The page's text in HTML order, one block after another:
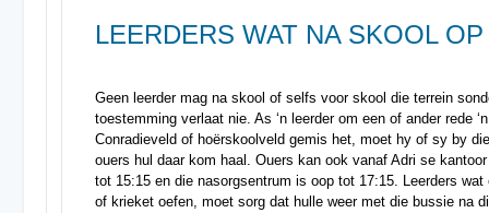
LEERDERS WAT NA SKOOL
Geen leerder mag na skool of selfs voor skool die terrein
toestemming verlaat nie. As ‘n leerder om een of ander rede
Conradieveld of hoërskoolveld gemis het, moet hy of sy by
ouers hul daar kom haal. Ouers kan ook vanaf Adri se
tot 15:15 en die nasorgsentrum is oop tot 17:15. Leerders
of krieket oefen, moet sorg dat hulle weer met die bussie na